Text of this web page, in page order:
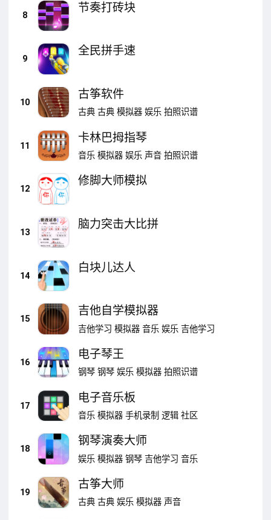
8
节奏打砖块
9
全民拼手速
10
古筝软件
古典 古典 模拟器 娱乐 拍照识谱
11
卡林巴拇指琴
音乐 模拟器 娱乐 声音 拍照识谱
12
修脚大师模拟
13
脑力突击大比拼
14
白块儿达人
15
吉他自学模拟器
吉他学习 模拟器 音乐 娱乐 吉他学习
16
电子琴王
钢琴 钢琴 娱乐 模拟器 拍照识谱
17
电子音乐板
音乐 模拟器 手机录制 逻辑 社区
18
钢琴演奏大师
娱乐 模拟器 钢琴 吉他学习 音乐
19
古筝大师
古典 古典 娱乐 模拟器 声音